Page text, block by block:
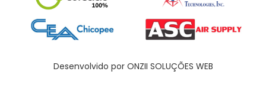
Desenvolvido por ONZII SOLUÇÕES WEB